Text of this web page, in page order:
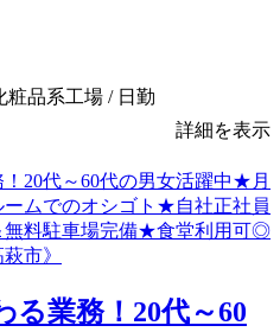
粧品系工場 / 日勤
詳細を表示
る業務！20代～60